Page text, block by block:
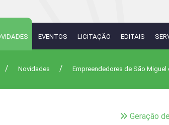
EVENTOS LICITAÇÃO EDITAIS
Novidades Empreendedores de São
Geração